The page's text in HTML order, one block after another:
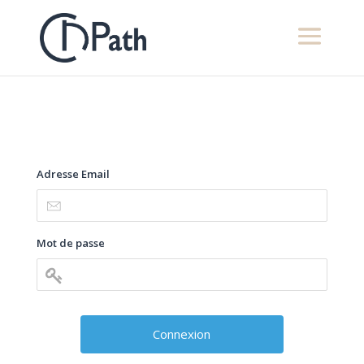
Adresse Email
Mot de passe